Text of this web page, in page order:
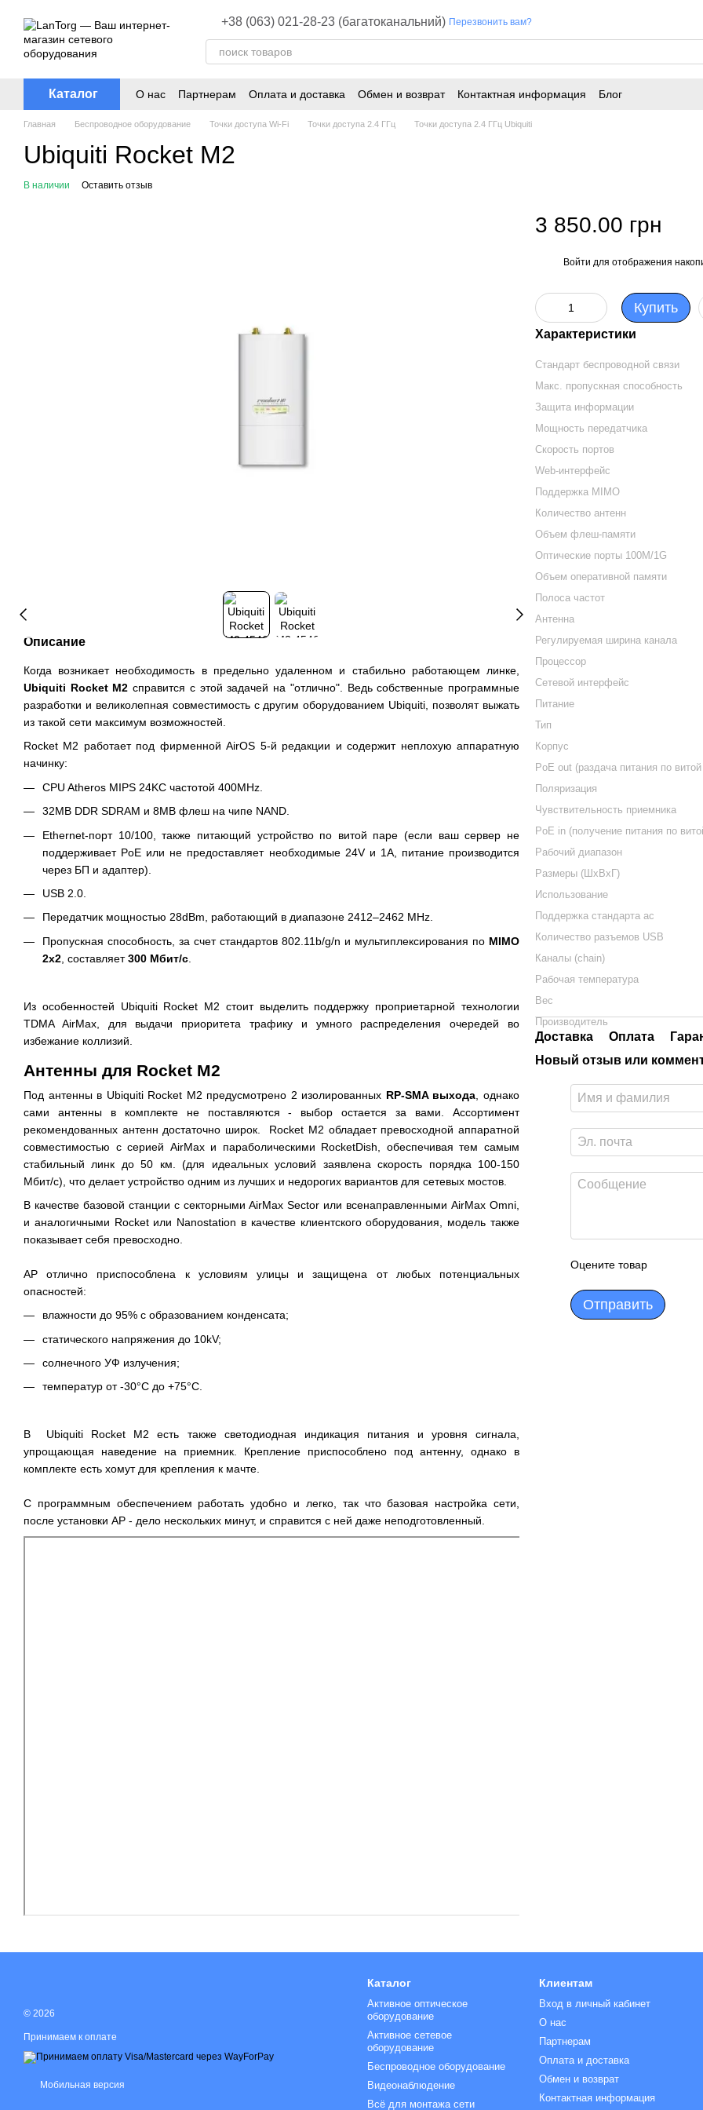
+38 (063) 021-28-23 (багатоканальний) Перезвонить вам?
Каталог О нас Партнерам Оплата и доставка Обмен и возврат Контактная информация Блог
Главная Беспроводное оборудование Точки доступа Wi-Fi Точки доступа 2.4 ГГц Точки доступа 2.4 ГГц Ubiquiti
Ubiquiti Rocket M2
В наличии Оставить отзыв
Описание
Когда возникает необходимость в предельно удаленном и стабильно работающем линке
Ubiquiti RocketM2 справится с этой задачей на "отлично". Ведь собственные программные
разработки и великолепная совместимость с другим оборудованием Ubiquiti , позволят выжать
из такой сети максимум возможностей.
Rocket M2 работает под фирменнойAirOS 5-й редакции и содержит неплохую аппаратную
начинку:
CPU Atheros MIPS 24KC частотой 400MHz.
32MB DDR SDRAM и 8МB флеш на чипе NAND
Ethernet-порт 10/100, также питающий устройство по витой паре (если ваш сервер не
поддерживает PoE или не предоставляет необходимые 24V и 1A, питание производится
через БП и адаптер).
USB 2.0.
Передатчик мощностью 28dBm, работающий в диапазоне 2412–2462 MHz.
Пропускная способность, за счет стандартов 802.11b/g/n и мультиплексирования по MIMO
2x2 , составляет300 Мбит/c
Из особенностей Ubiquiti Rocket M2 стоит выделить поддержку проприетарной технологии
TDMA
AirMax, для выдачи приоритета трафику и умного распределения очередей во
избежание коллизий.
Антенны для Rocket M2
Под антенны в Ubiquiti Rocket M2 предусмотрено 2 изолированных RP-SMA выхода , однако
сами антенны в комплекте не поставляются - выбор остается за вами. Ассортимент
рекомендованных антенн достаточно широк. Rocket M2 обладает превосходной аппаратной
совместимостью с серией AirMaxи параболическими RocketDish , обеспечивая тем самым
стабильный линк до 50 км. (для идеальных условий заявлена скорость порядка 100-150
Мбит/c), что делаетустройство одним из лучших и недорогих вариантов для сетевых мостов.
В качестве базовой станции с секторнымиAirMax Sector или всенаправленнымиAirMax Omni
и аналогичными Rocketили Nanostation в качестве клиентскогооборудования , модель также
показывает себя превосходно.
AP отлично приспособлена к условиям улицы и защищена от любых потенциальных
опасностей:
влажности до 95% с образованием конденсата;
статического напряжения до 10kV;
солнечного УФ излучения;
температур от -30°C до +75°С.
В Ubiquiti Rocket M2 есть также светодиодная индикация питания и уровня сигнала,
упрощающая наведение на приемник. Крепление приспособлено под антенну, однако в
комплекте есть хомут для крепления к мачте.
С программным обеспечением работать удобно и легко, так что базовая настройка сети,
после установки AP - дело нескольких минут, и справится с ней даже неподготовленный.
3 850.00 грн
Войти для отображения
Купить
Характеристики
Стандарт беспроводной связи
Макс. пропускная способность
Защита информации
Мощность передатчика
Скорость портов
Web-интерфейс
Поддержка MIMO
Количество антенн
Объем флеш-памяти
Оптические порты 100M/1G
Объем оперативной памяти
Полоса частот
Антенна
Регулируемая ширина канала
Процессор
Сетевой интерфейс
Питание
Тип
Корпус
PoE out (раздача питания по
Поляризация
Чувствительность приемника
PoE in (получение питания по
Рабочий диапазон
Размеры (ШxВxГ)
Использование
Поддержка стандарта ac
Количество разъемов USB
Каналы (chain)
Рабочая температура
Вес
Производитель
Доставка Оплата
Новый отзыв или
Оцените товар
Отправить
© 2026
Принимаем к оплате
Мобильная версия
Каталог
Активное оптическое
оборудование
Активное сетевое
оборудование
Беспроводное оборудование
Видеонаблюдение
Всё для монтажа сети
Клиентам
Вход в личный кабинет
О нас
Партнерам
Оплата и доставка
Обмен и возврат
Контактная информация